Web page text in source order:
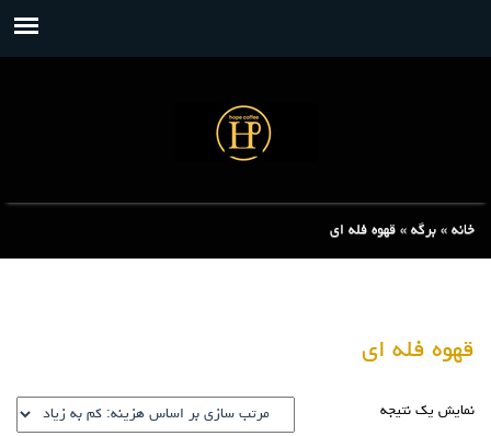
خانه » برگه » قهوه فله ای
قهوه فله ای
نمایش یک نتیجه